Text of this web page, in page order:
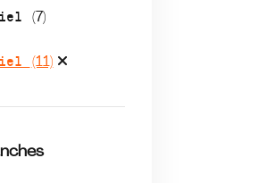
(7)
(11)